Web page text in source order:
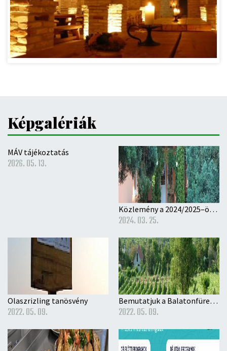
Képgalériák
MÁV tájékoztatás
2026. 05. 13.
Közlemény a 2024/2025–ös nevelési évre történő óvodai beíratás rendjéről
2024. 03. 25.
Olaszrizling tanösvény
2022. 05. 09.
Bemutatjuk a Balatonfüred-Csopaki Borvidéket
2022. 05. 09.